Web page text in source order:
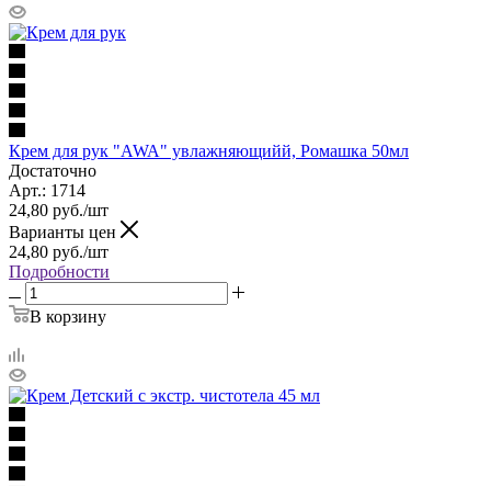
Крем для рук "AWA" увлажняющийй, Ромашка 50мл
Достаточно
Арт.: 1714
24,80 руб./шт
Варианты цен
24,80 руб./шт
Подробности
В корзину